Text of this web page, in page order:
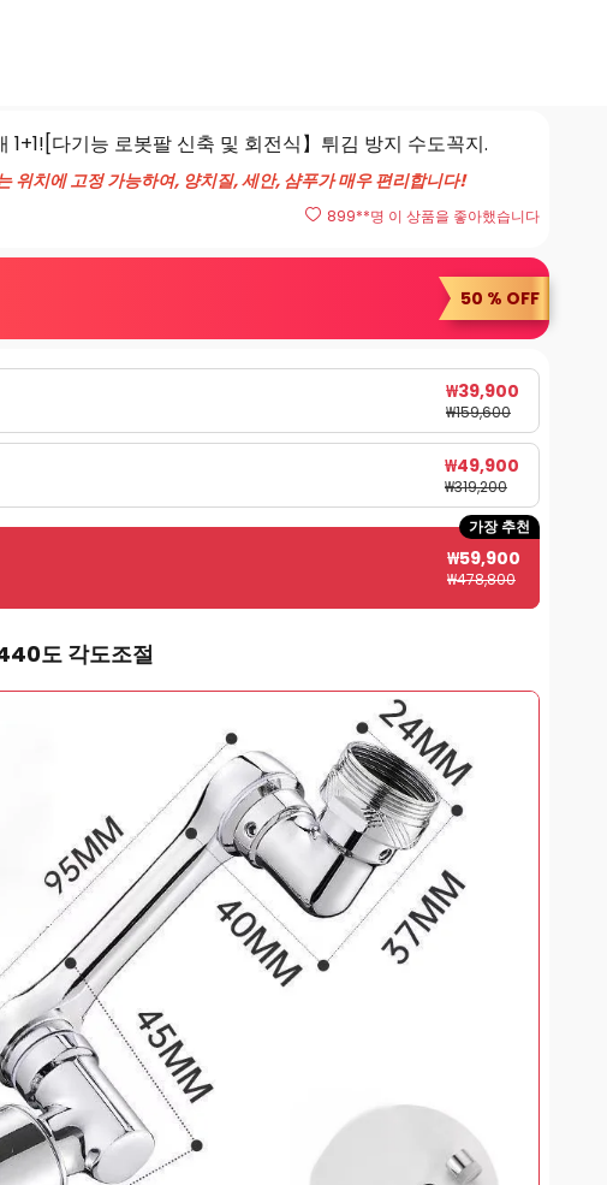
50 % OFF
1+1![다기능 로봇팔 신축 및 회전식】튀김 방지 수도꼭지.
위치에 고정 가능하여, 양치질, 세안, 샴푸가 매우 편리합니다!
899**명 이 상품을 좋아했습니다
₩159,600
₩39,900
₩319,200
₩49,900
₩478,800
₩59,900
가장 추천
도 각도조절